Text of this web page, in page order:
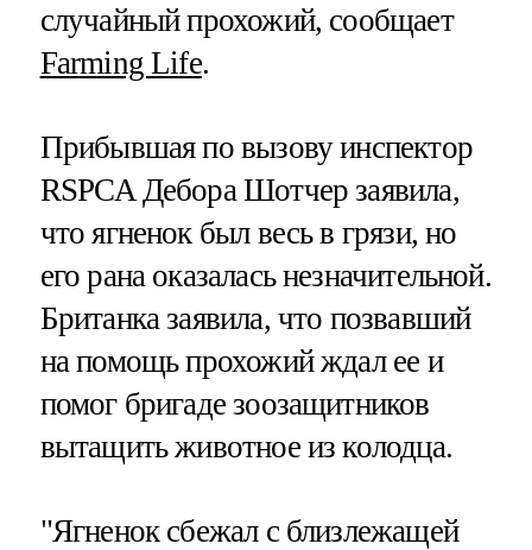
случайный прохожий, сообщает
Farming Life.
Прибывшая по вызову инспектор
RSPCA Дебора Шотчер заявила,
что ягненок был весь в грязи, но
его рана оказалась незначительной.
Британка заявила, что позвавший
на помощь прохожий ждал ее и
помог бригаде зоозащитников
вытащить животное из колодца.
"Ягненок сбежал с близлежащей